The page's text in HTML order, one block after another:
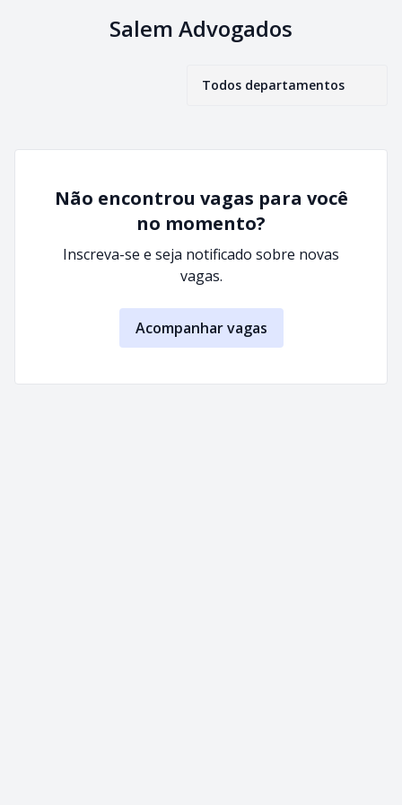
Salem Advogados
Todos departamentos
Não encontrou vagas para você
no momento?
Inscreva-se e seja notificado sobre novas
vagas.
Acompanhar vagas